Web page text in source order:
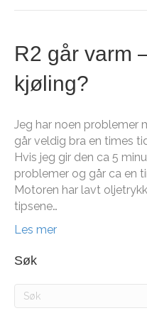
R2 går varm
kjøling?
Jeg har noen problemer
går veldig bra en times
Hvis jeg gir den ca 5
problemer og går ca en
Motoren har lavt
tipsene…
Les mer
Søk